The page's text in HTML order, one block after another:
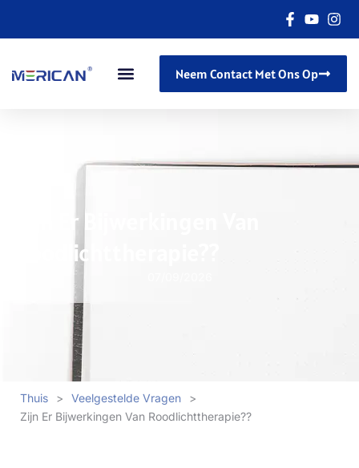
Neem Contact Met Ons Op
Zijn Er Bijwerkingen Van
Roodlichttherapie??
Thuis > Veelgestelde Vragen
>
Zijn Er Bijwerkingen Van Roodlichttherapie??